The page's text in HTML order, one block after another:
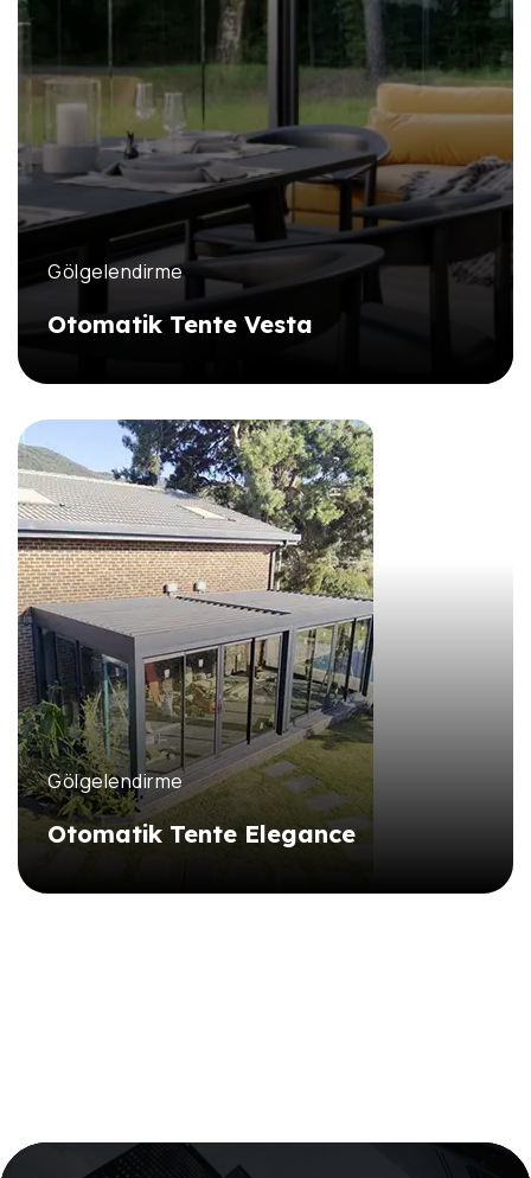
Gölgelendirme
Otomatik Tente Vesta
DETAYLI İNCELE
Gölgelendirme
Otomatik Tente Elegance